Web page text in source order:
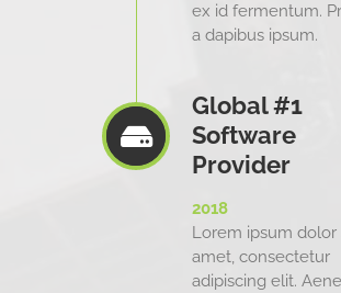
ex id fermentum.
a dapibus ipsum.
Global #1
Software
Provider
2018
Lorem ipsum dolor
amet, consectetur
adipiscing elit.